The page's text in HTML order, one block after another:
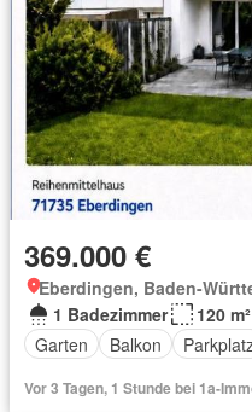
369.000 €
Eberdingen, Baden-
1 Badezimmer
120 m²
Garten
Balkon
Vor 3 Tagen, 1 Stunde bei 1a-